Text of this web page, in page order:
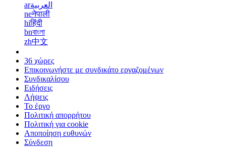
arالعربية
neनेपाली
hiहिंदी
bnবাংলা
zh中文
36 χώρες
Επικοινωνήστε με συνδικάτο εργαζομένων
Συνδικαλίσου
Ειδήσεις
Λήψεις
Το έργο
Πολιτική απορρήτου
Πολιτική για cookie
Αποποίηση ευθυνών
Σύνδεση